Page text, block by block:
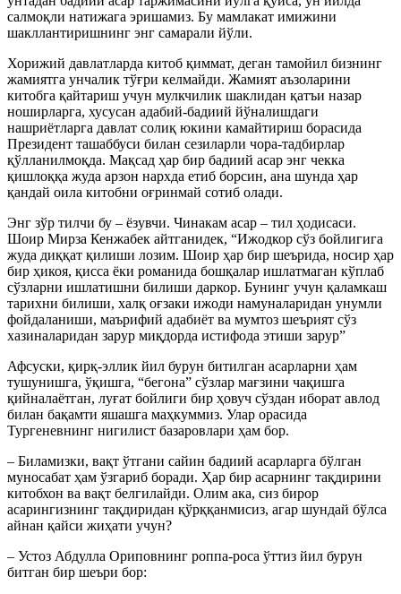
салмоқли натижага эришамиз. Бу мамлакат имижини
шакллантиришнинг энг самарали йўли.
Хорижий давлатларда китоб қиммат, деган тамойил бизнинг
жамиятга унчалик тўғри келмайди. Жамият аъзоларини
китобга қайтариш учун мулкчилик шаклидан қатъи назар
ноширларга, хусусан адабий-бадиий йўналишдаги
нашриётларга давлат солиқ юкини камайтириш борасида
Президент ташаббуси билан сезиларли чора-тадбирлар
қўлланилмоқда. Мақсад ҳар бир бадиий асар энг чекка
қишлоққа жуда арзон нархда етиб борсин, ана шунда ҳар
қандай оила китобни оғринмай сотиб олади.
Энг зўр тилчи бу – ёзувчи. Чинакам асар – тил ҳодисаси.
Шоир Мирза Кенжабек айтганидек, “Ижодкор сўз бойлигига
жуда диққат қилиши лозим. Шоир ҳар бир шеърида, носир ҳар
бир ҳикоя, қисса ёки романида бошқалар ишлатмаган кўплаб
сўзларни ишлатишни билиши даркор. Бунинг учун қаламкаш
тарихни билиши, халқ оғзаки ижоди намуналаридан унумли
фойдаланиши, маърифий адабиёт ва мумтоз шеърият сўз
хазиналаридан зарур миқдорда истифода этиши зарур”
Афсуски, қирқ-эллик йил бурун битилган асарларни ҳам
тушунишга, ўқишга, “бегона” сўзлар мағзини чақишга
қийналаётган, луғат бойлиги бир ҳовуч сўздан иборат авлод
билан бақамти яшашга маҳкуммиз. Улар орасида
Тургеневнинг нигилист базаровлари ҳам бор.
– Биламизки, вақт ўтгани сайин бадиий асарларга бўлган
муносабат ҳам ўзгариб боради. Ҳар бир асарнинг тақдирини
китобхон ва вақт белгилайди. Олим ака, сиз бирор
асарингизнинг тақдиридан қўрққанмисиз, агар шундай бўлса
айнан қайси жиҳати учун?
– Устоз Абдулла Ориповнинг роппа-роса ўттиз йил бурун
битган бир шеъри бор: